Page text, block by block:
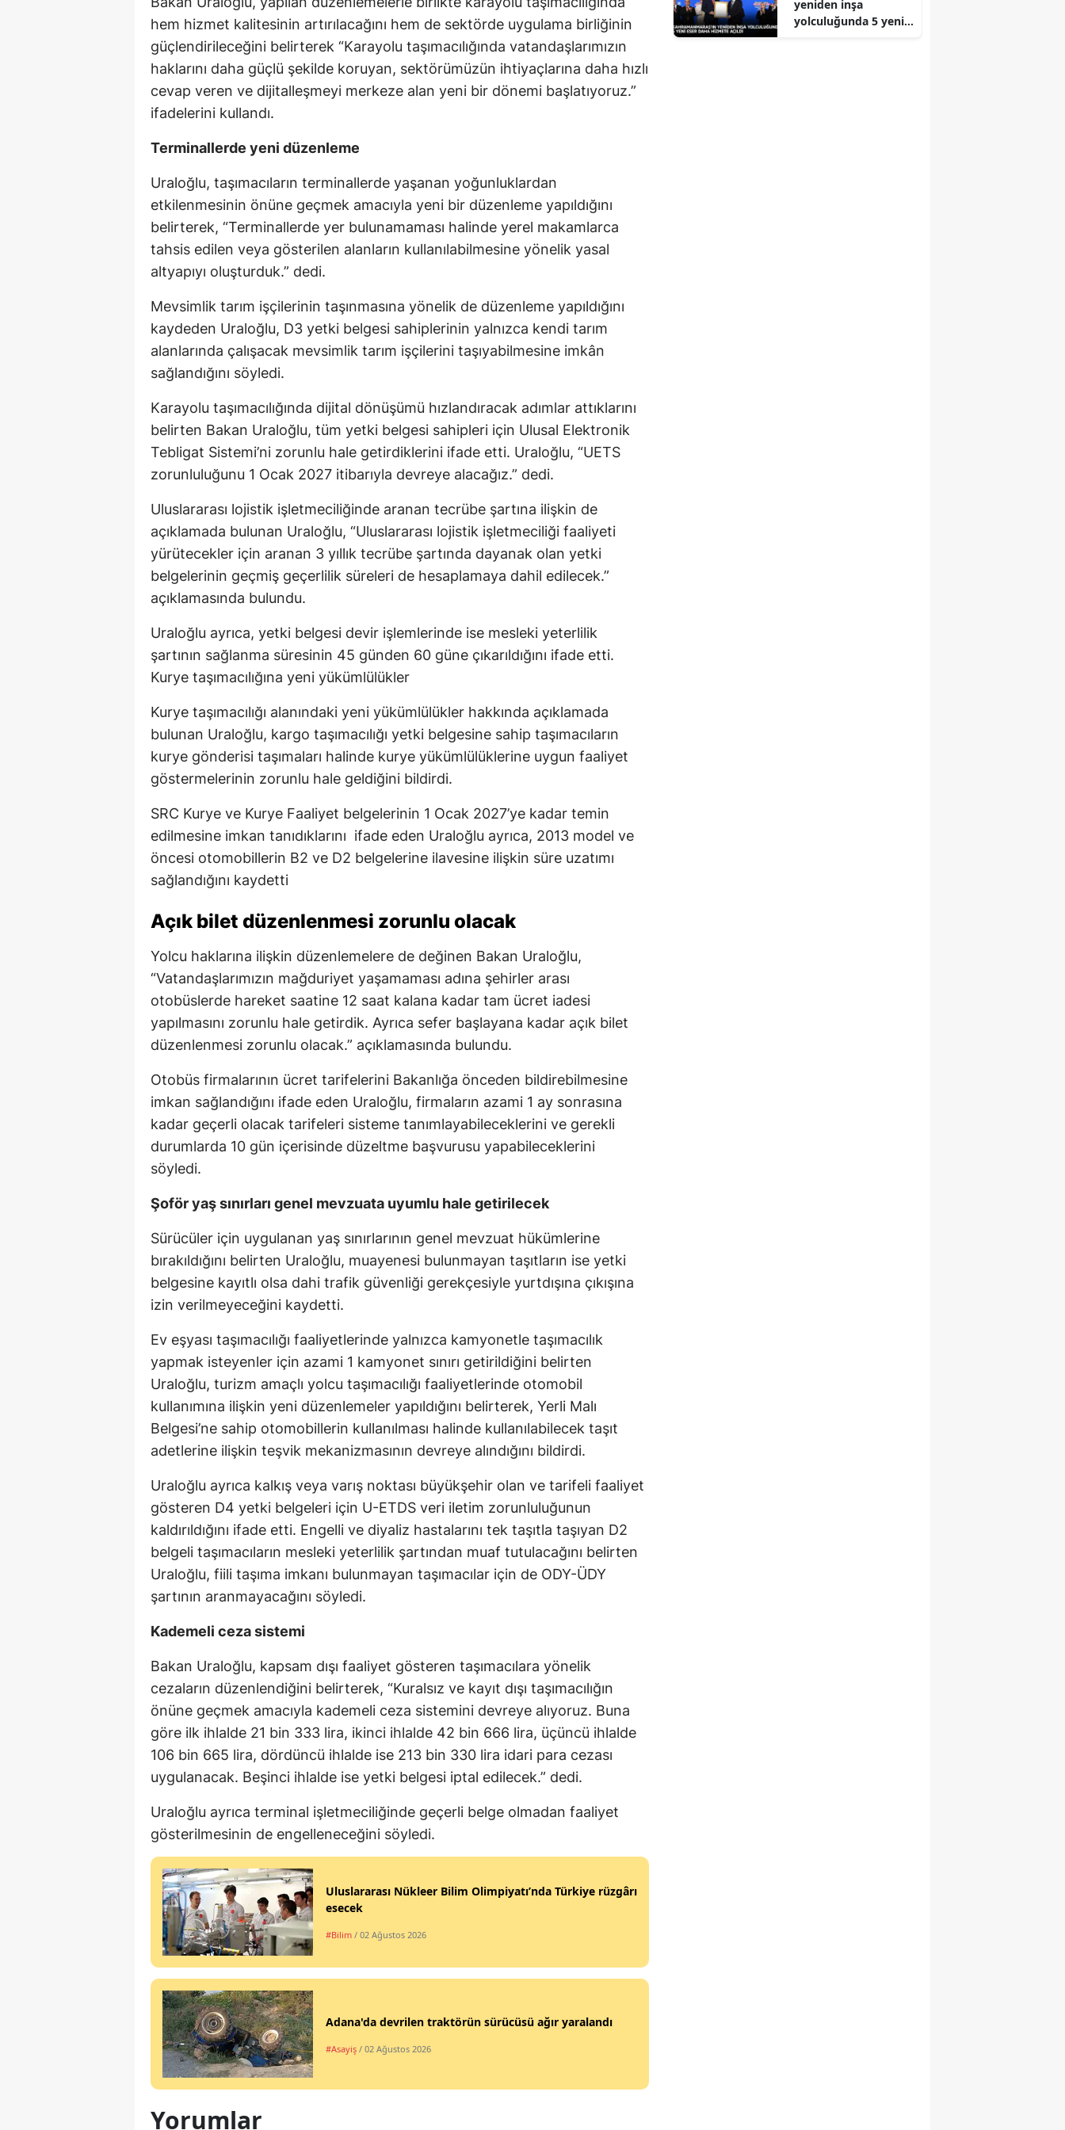
Edirne
Elazığ
Erzincan
Gaziantep
Giresun
Gümüşhane
Hatay
Isparta
İstanbul
İzmir
Kars
Kastamonu
Kayseri
Kırklareli
Kocaeli
Malatya
Manisa
Mardin
Muğla
Nevşehir
Niğde
Ordu
Rize
Siirt
Sinop
Tokat
Trabzon
Uşak
Van
Yozgat
Zonguldak
Aksaray
Bayburt
Karaman
Şırnak
Bartın
Ardahan
Iğdır
Yalova
hem hizmet kalitesinin artırılacağını hem de sektörde uygulama birliğinin
güçlendirileceğini belirterek “Karayolu taşımacılığında vatandaşlarımızın
haklarını daha güçlü şekilde koruyan, sektörümüzün ihtiyaçlarına daha hızlı
cevap veren ve dijitalleşmeyi merkeze alan yeni bir dönemi başlatıyoruz.”
ifadelerini kullandı.
Terminallerde yeni düzenleme
Uraloğlu, taşımacıların terminallerde yaşanan yoğunluklardan
etkilenmesinin önüne geçmek amacıyla yeni bir düzenleme yapıldığını
belirterek, “Terminallerde yer bulunamaması halinde yerel makamlarca
tahsis edilen veya gösterilen alanların kullanılabilmesine yönelik yasal
altyapıyı oluşturduk.” dedi.
Mevsimlik tarım işçilerinin taşınmasına yönelik de düzenleme yapıldığını
kaydeden Uraloğlu, D3 yetki belgesi sahiplerinin yalnızca kendi tarım
alanlarında çalışacak mevsimlik tarım işçilerini taşıyabilmesine imkân
sağlandığını söyledi.
Karayolu taşımacılığında dijital dönüşümü hızlandıracak adımlar attıklarını
belirten Bakan Uraloğlu, tüm yetki belgesi sahipleri için Ulusal Elektronik
Tebligat Sistemi’ni zorunlu hale getirdiklerini ifade etti. Uraloğlu, “UETS
zorunluluğunu 1 Ocak 2027 itibarıyla devreye alacağız.” dedi.
Uluslararası lojistik işletmeciliğinde aranan tecrübe şartına ilişkin de
açıklamada bulunan Uraloğlu, “Uluslararası lojistik işletmeciliği faaliyeti
yürütecekler için aranan 3 yıllık tecrübe şartında dayanak olan yetki
belgelerinin geçmiş geçerlilik süreleri de hesaplamaya dahil edilecek.”
açıklamasında bulundu.
Uraloğlu ayrıca, yetki belgesi devir işlemlerinde ise mesleki yeterlilik
şartının sağlanma süresinin 45 günden 60 güne çıkarıldığını ifade etti.
Kurye taşımacılığına yeni yükümlülükler
Kurye taşımacılığı alanındaki yeni yükümlülükler hakkında açıklamada
bulunan Uraloğlu, kargo taşımacılığı yetki belgesine sahip taşımacıların
kurye gönderisi taşımaları halinde kurye yükümlülüklerine uygun faaliyet
göstermelerinin zorunlu hale geldiğini bildirdi.
SRC Kurye ve Kurye Faaliyet belgelerinin 1 Ocak 2027’ye kadar temin
edilmesine imkan tanıdıklarını ifade eden Uraloğlu ayrıca, 2013 model ve
öncesi otomobillerin B2 ve D2 belgelerine ilavesine ilişkin süre uzatımı
sağlandığını kaydetti
Açık bilet düzenlenmesi zorunlu olacak
Yolcu haklarına ilişkin düzenlemelere de değinen Bakan Uraloğlu,
“Vatandaşlarımızın mağduriyet yaşamaması adına şehirler arası
otobüslerde hareket saatine 12 saat kalana kadar tam ücret iadesi
yapılmasını zorunlu hale getirdik. Ayrıca sefer başlayana kadar açık bilet
düzenlenmesi zorunlu olacak.” açıklamasında bulundu.
Otobüs firmalarının ücret tarifelerini Bakanlığa önceden bildirebilmesine
imkan sağlandığını ifade eden Uraloğlu, firmaların azami 1 ay sonrasına
kadar geçerli olacak tarifeleri sisteme tanımlayabileceklerini ve gerekli
durumlarda 10 gün içerisinde düzeltme başvurusu yapabileceklerini
söyledi.
Şoför yaş sınırları genel mevzuata uyumlu hale getirilecek
Sürücüler için uygulanan yaş sınırlarının genel mevzuat hükümlerine
bırakıldığını belirten Uraloğlu, muayenesi bulunmayan taşıtların ise yetki
belgesine kayıtlı olsa dahi trafik güvenliği gerekçesiyle yurtdışına çıkışına
izin verilmeyeceğini kaydetti.
Ev eşyası taşımacılığı faaliyetlerinde yalnızca kamyonetle taşımacılık
yapmak isteyenler için azami 1 kamyonet sınırı getirildiğini belirten
Uraloğlu, turizm amaçlı yolcu taşımacılığı faaliyetlerinde otomobil
kullanımına ilişkin yeni düzenlemeler yapıldığını belirterek, Yerli Malı
Belgesi’ne sahip otomobillerin kullanılması halinde kullanılabilecek taşıt
adetlerine ilişkin teşvik mekanizmasının devreye alındığını bildirdi.
Uraloğlu ayrıca kalkış veya varış noktası büyükşehir olan ve tarifeli faaliyet
gösteren D4 yetki belgeleri için U-ETDS veri iletim zorunluluğunun
kaldırıldığını ifade etti. Engelli ve diyaliz hastalarını tek taşıtla taşıyan D2
belgeli taşımacıların mesleki yeterlilik şartından muaf tutulacağını belirten
Uraloğlu, fiili taşıma imkanı bulunmayan taşımacılar için de ODY-ÜDY
şartının aranmayacağını söyledi.
Kademeli ceza sistemi
Bakan Uraloğlu, kapsam dışı faaliyet gösteren taşımacılara yönelik
cezaların düzenlendiğini belirterek, “Kuralsız ve kayıt dışı taşımacılığın
önüne geçmek amacıyla kademeli ceza sistemini devreye alıyoruz. Buna
göre ilk ihlalde 21 bin 333 lira, ikinci ihlalde 42 bin 666 lira, üçüncü ihlalde
106 bin 665 lira, dördüncü ihlalde ise 213 bin 330 lira idari para cezası
uygulanacak. Beşinci ihlalde ise yetki belgesi iptal edilecek.” dedi.
Uraloğlu ayrıca terminal işletmeciliğinde geçerli belge olmadan faaliyet
gösterilmesinin de engelleneceğini söyledi.
Uluslararası Nükleer Bilim Olimpiyatı’nda Türkiye rüzgârı
esecek
#Bilim / 02 Ağustos 2026
Adana'da devrilen traktörün sürücüsü ağır yaralandı
#Asayiş / 02 Ağustos 2026
Yorumlar
yeniden inşa
yolculuğunda 5 yeni